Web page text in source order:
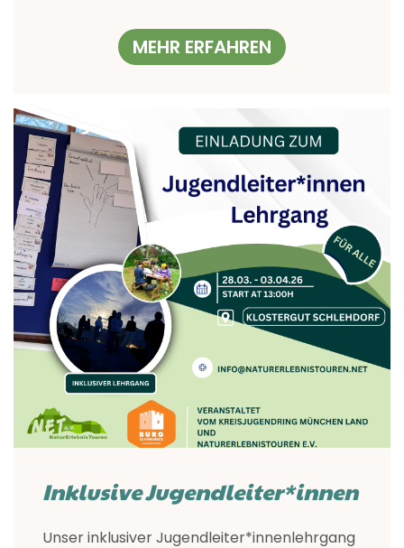
MEHR ERFAHREN
Inklusive Jugendleiter*innen
Unser inklusiver Jugendleiter*innenlehrgang